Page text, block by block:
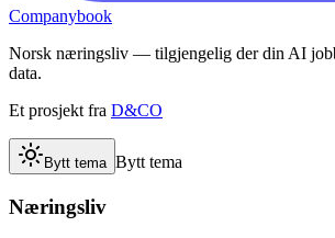
Companybook
Norsk næringsliv — tilgjengelig der din AI
data.
Et prosjekt fra D&CO
Bytt tema Bytt tema
Næringsliv